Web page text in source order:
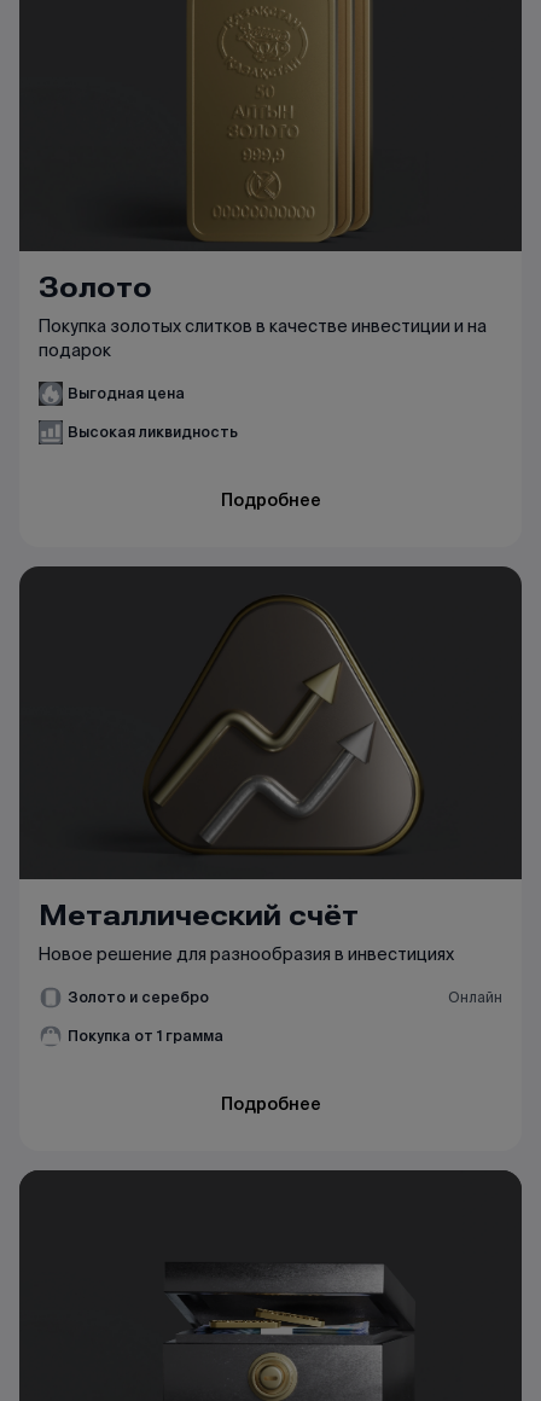
Золото
Покупка золотых слитков в качестве инвестиции и на
подарок
Выгодная цена
Высокая ликвидность
Подробнее
Металлический счёт
Новое решение для разнообразия в инвестициях
Золото и серебро Онлайн
Покупка от 1 грамма
Подробнее